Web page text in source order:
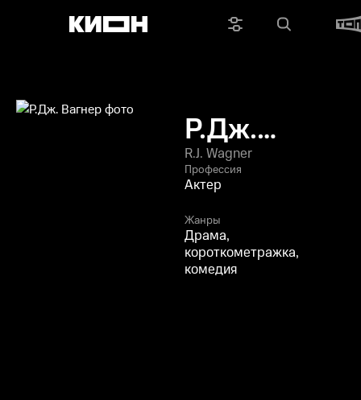
Р.Дж.
Вагнер
R.J. Wagner
Профессия
Актер
Жанры
Драма,
короткометражка,
комедия